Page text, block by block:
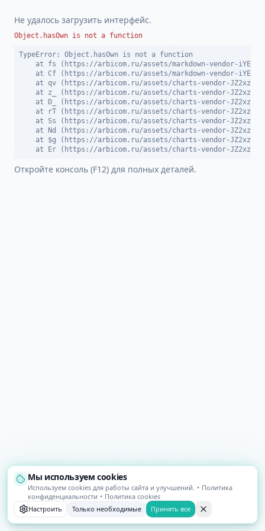
Не удалось загрузить интерфейс.
Object.hasOwn is not a function
TypeError: Object.hasOwn is not a function
at fs (https://arbicom.ru/assets/markdown-vendor-
at Cf (https://arbicom.ru/assets/markdown-vendor-
at qv (https://arbicom.ru/assets/charts-vendor-
at z_ (https://arbicom.ru/assets/charts-vendor-
at D_ (https://arbicom.ru/assets/charts-vendor-
at rT (https://arbicom.ru/assets/charts-vendor-
at Ss (https://arbicom.ru/assets/charts-vendor-
at Nd (https://arbicom.ru/assets/charts-vendor-
at $g (https://arbicom.ru/assets/charts-vendor-
at Er (https://arbicom.ru/assets/charts-vendor-
Откройте консоль (F12) для полных деталей.
Мы используем cookies
Используем cookies для работы сайта и улучшений. • Политика
конфиденциальности • Политика cookies
Настроить
Только необходимые Принять все